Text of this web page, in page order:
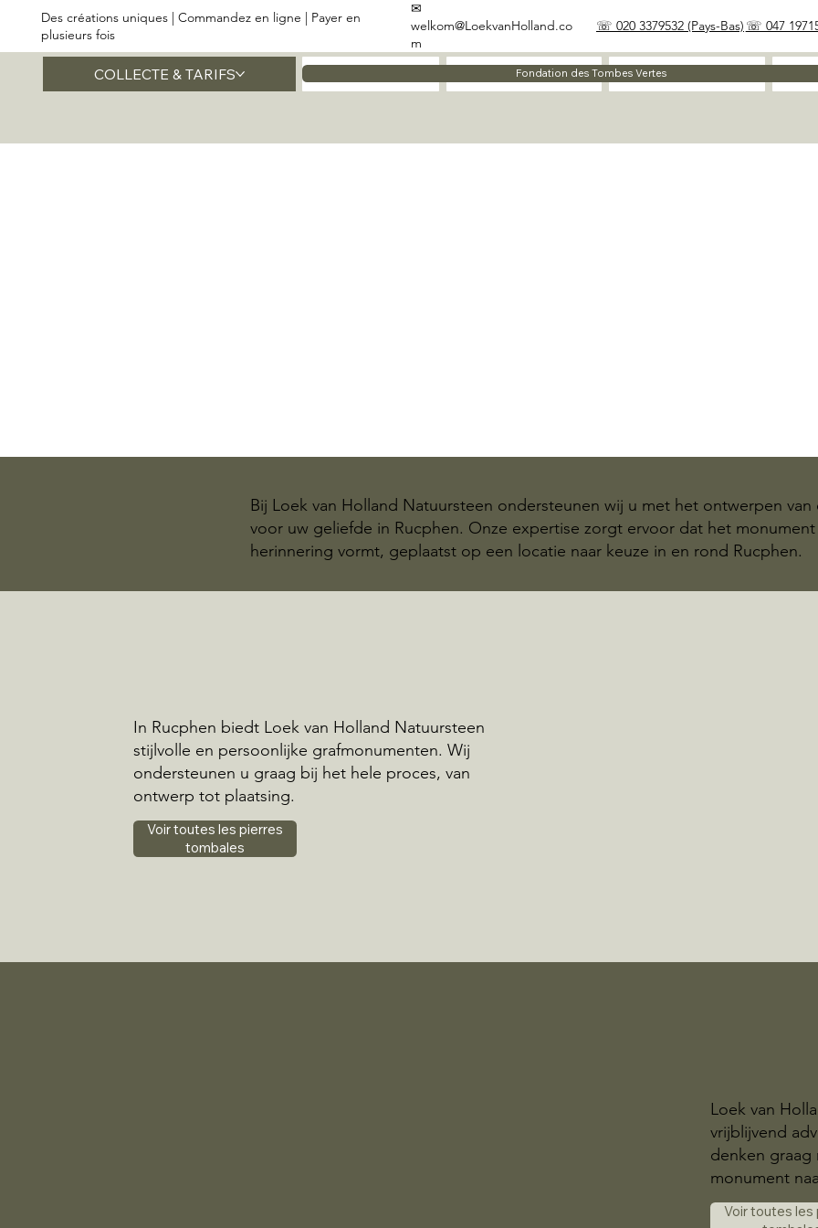
Des créations uniques | Commandez en ligne | Payer en
plusieurs fois
☏ 020 3379532 (Pays-Bas) ☏ 047
✉
welkom@LoekvanHolland.co
m
COLLECTE & TARIFS À propos Matériaux
Fondation des Tombes Vertes
Bij Loek van Holland Natuursteen ondersteunen wij u met het ontwerpen
voor uw geliefde in Rucphen. Onze expertise zorgt ervoor dat het
herinnering vormt, geplaatst op een locatie naar keuze in en rond Rucphen.
In Rucphen biedt Loek van Holland Natuursteen
stijlvolle en persoonlijke grafmonumenten. Wij
ondersteunen u graag bij het hele proces, van
ontwerp tot plaatsing.
Voir toutes les pierres
tombales
Loek van
vrijblijvend
denken graag
monument
Voir toutes les